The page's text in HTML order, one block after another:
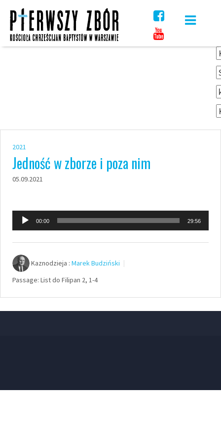
content
2021
Jedność w zborze i poza nim
05.09.2021
Odtwarzacz
plików
dźwiękowych
00:00 29:56
Kaznodzieja : Marek Budziński
Passage: List do Filipan 2, 1-4